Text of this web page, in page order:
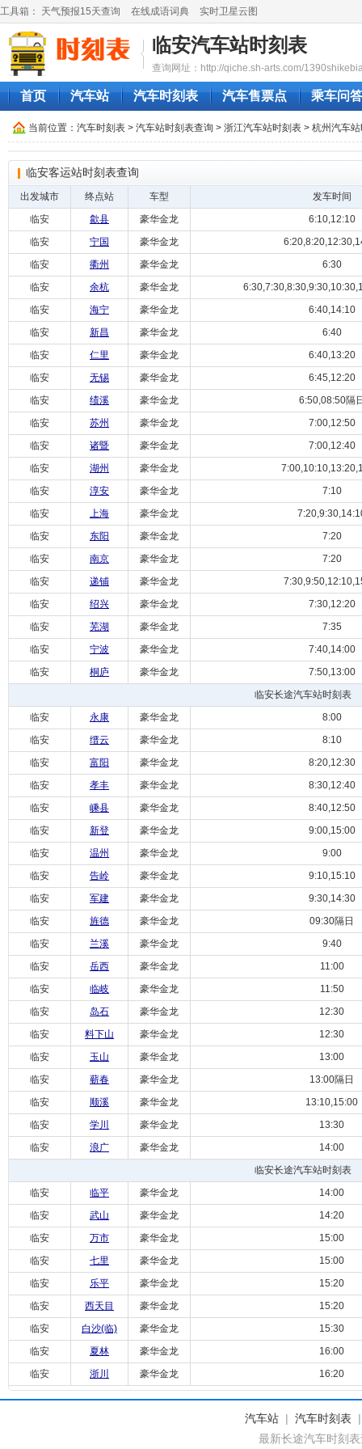
工具箱： 天气预报15天查询 在线成语词典 实时卫星云图
临安汽车站时刻表
查询网址：http://qiche.sh-arts.com/
首页 汽车站 汽车时刻表 汽车售票点 乘车问答
当前位置： 汽车时刻表 > 汽车站时刻表查询 > 浙江汽车站时刻表 > 杭州汽车
临安客运站时刻表查询
出发城市 终点站 车型
发车时间
临安
歙县 豪华金龙
6:10,12:10
临安
宁国 豪华金龙
临安
衢州 豪华金龙
6:30
临安
余杭 豪华金龙
临安
海宁 豪华金龙
6:40,14:10
临安
新昌 豪华金龙
6:40
临安
仁里 豪华金龙
6:40,13:20
临安
无锡 豪华金龙
6:45,12:20
临安
绩溪 豪华金龙
6:50,08:50隔
临安
苏州 豪华金龙
7:00,12:50
临安
诸暨 豪华金龙
7:00,12:40
临安
湖州 豪华金龙
临安
淳安 豪华金龙
7:10
临安
上海 豪华金龙
临安
东阳 豪华金龙
7:20
临安
南京 豪华金龙
7:20
临安
递铺 豪华金龙
临安
绍兴 豪华金龙
7:30,12:20
临安
芜湖 豪华金龙
7:35
临安
宁波 豪华金龙
7:40,14:00
临安
桐庐 豪华金龙
7:50,13:00
临安长途汽车站时刻表
临安
永康 豪华金龙
8:00
临安
缙云 豪华金龙
8:10
临安
富阳 豪华金龙
8:20,12:30
临安
孝丰 豪华金龙
8:30,12:40
临安
嵊县 豪华金龙
8:40,12:50
临安
新登 豪华金龙
9:00,15:00
临安
温州 豪华金龙
9:00
临安
告岭 豪华金龙
9:10,15:10
临安
军建 豪华金龙
9:30,14:30
临安
旌德 豪华金龙
09:30隔日
临安
兰溪 豪华金龙
9:40
临安
岳西 豪华金龙
11:00
临安
临岐 豪华金龙
11:50
临安
岛石 豪华金龙
12:30
临安
料下山 豪华金龙
12:30
临安
玉山 豪华金龙
13:00
临安
蕲春 豪华金龙
13:00隔日
临安
顺溪 豪华金龙
13:10,15:00
临安
学川 豪华金龙
13:30
临安
浪广 豪华金龙
14:00
临安长途汽车站时刻表
临安
临平 豪华金龙
14:00
临安
武山 豪华金龙
14:20
临安
万市 豪华金龙
15:00
临安
七里 豪华金龙
15:00
临安
乐平 豪华金龙
15:20
临安
西天目 豪华金龙
15:20
临安
白沙(临) 豪华金龙
15:30
临安
夏林 豪华金龙
16:00
临安
浙川 豪华金龙 16:20
汽车站 | 汽车时刻表
最新长途汽车时刻